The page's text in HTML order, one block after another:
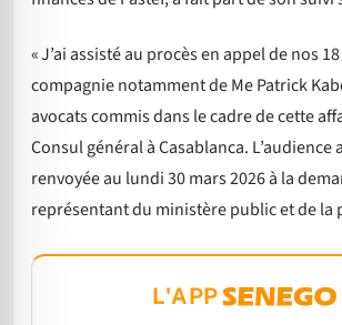
« J’ai assisté au procès en appel de nos
compagnie notamment de Me Patrick
avocats commis dans le cadre de cette
Consul général à Casablanca.
renvoyée au lundi 30 mars 2026 à la
représentant du ministère public et de la
L'APP